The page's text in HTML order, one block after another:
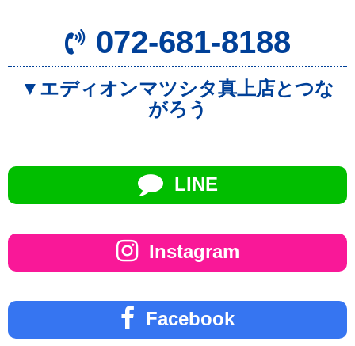
072-681-8188
▼エディオンマツシタ真上店とつな
がろう
LINE
Instagram
Facebook